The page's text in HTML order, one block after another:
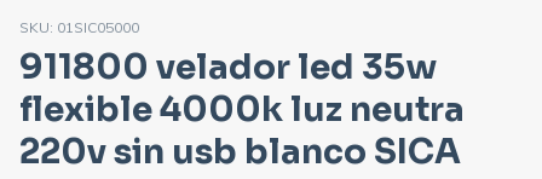
SKU: 01SIC05000
911800 velador led 35w
flexible 4000k luz neutra
220v sin usb blanco SICA